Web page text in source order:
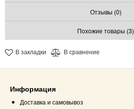
Отзывы (0)
Похожие товары (3)
В закладки В сравнение
Информация
Доставка и самовывоз